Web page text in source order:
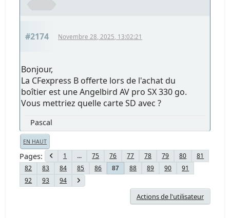
#2174 Novembre 28, 2025, 13:02:21
Bonjour,
La CFexpress B offerte lors de l'achat du
boîtier est une Angelbird AV pro SX 330 go.
Vous mettriez quelle carte SD avec ?
Pascal
EN HAUT
Pages 1 ... 75 76 77 78 79 80
81
82
83 84 85 86 87 88 89 90
91
92
93 94
Actions de l'utilisateur